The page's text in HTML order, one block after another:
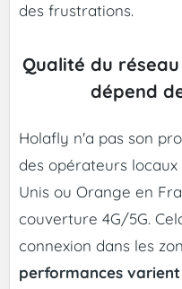
des frustrations.
Qualité du
dépend
Holafly n'a pas son
des opérateurs
Unis ou Orange en
couverture 4G/5G.
connexion dans les
performances